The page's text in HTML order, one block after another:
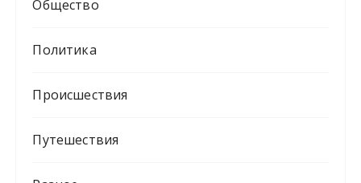
Общество
Политика
Происшествия
Путешествия